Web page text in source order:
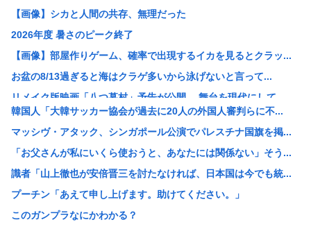
【画像】シカと人間の共存、無理だった
2026年度 暑さのピーク終了
【画像】部屋作りゲーム、確率で出現するイカを見るとクラッ...
お盆の8/13過ぎると海はクラゲ多いから泳げないと言って...
リメイク版映画「八つ墓村」予告が公開、 舞台を現代にして...
【疑問】葬式←まぁわかる 四十九日←いらねぇだろ
【画像】ツレがこんなラスボスみたいな痛服で街歩くって聞か...
「蒼穹のファフナー」とかいうロボットアニメ
【画像】こういうブラに乳首ひっかけてる女の子ｗｗｗ
【画像】まんさん「貧乳だから男水着で市民プールいったら周...
【朗報】誤って脳幹を摘出された女性､重篤な植物状態だが､...
韓国人「大韓サッカー協会が過去に20人の外国人審判らに不...
マッシヴ・アタック、シンガポール公演でパレスチナ国旗を掲...
「お父さんが私にいくら使おうと、あなたには関係ない」そう...
識者「山上徹也が安倍晋三を討たなければ、日本国は今でも統...
プーチン「あえて申し上げます。助けてください。」
このガンプラなにかわかる？